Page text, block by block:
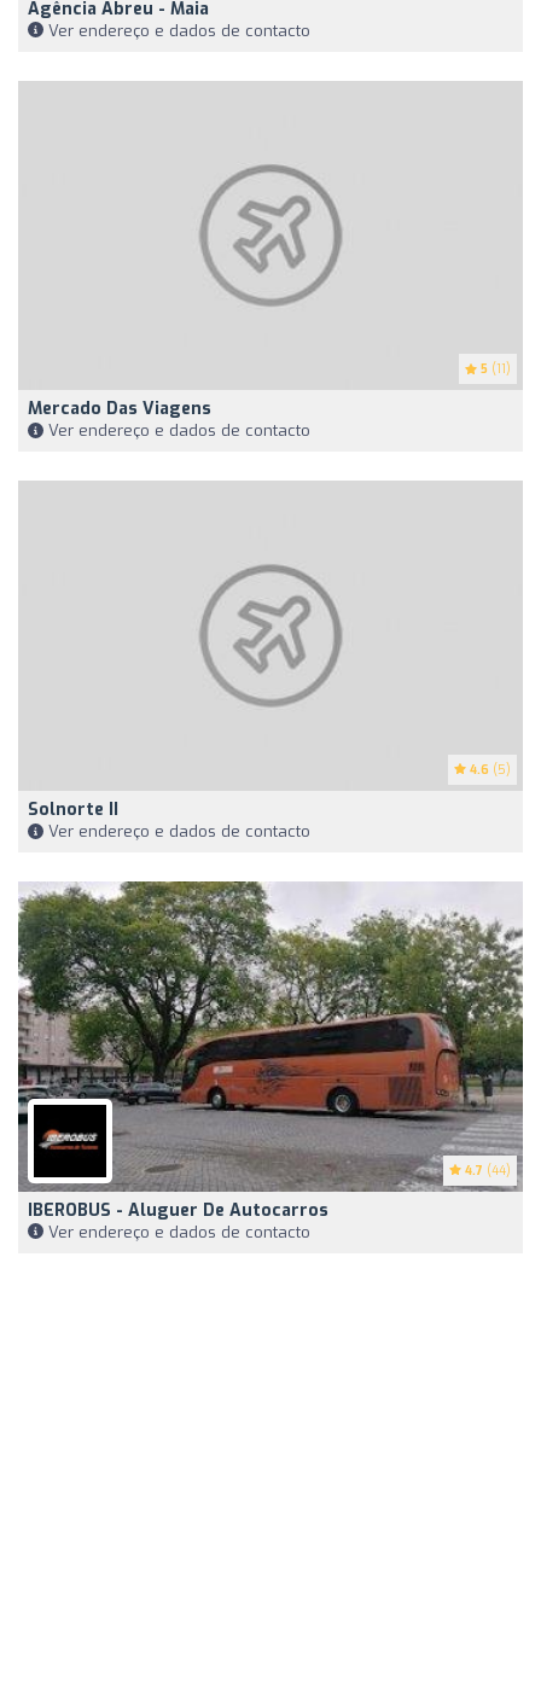
Agência Abreu - Maia
Ver endereço e dados de contacto
5 (11)
Mercado Das Viagens
Ver endereço e dados de contacto
4.6 (5)
Solnorte II
Ver endereço e dados de contacto
4.7 (44)
IBEROBUS - Aluguer De Autocarros
Ver endereço e dados de contacto